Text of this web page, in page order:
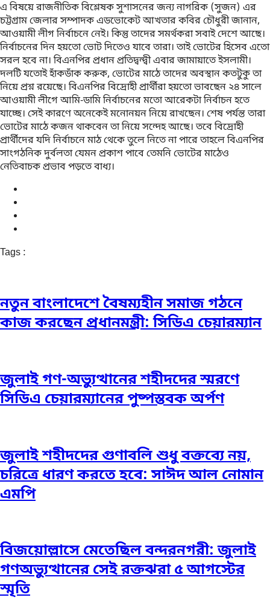
এ বিষয়ে রাজনীতিক বিশ্লেষক সুশাসনের জন্য নাগরিক (সুজন) এর
চট্টগ্রাম জেলার সম্পাদক এডভোকেট আখতার কবির চৌধুরী জানান,
আওয়ামী লীগ নির্বাচনে নেই। কিন্তু তাদের সমর্থকরা সবাই দেশে আছে।
নির্বাচনের দিন হয়তো ভোট দিতেও যাবে তারা। তাই ভোটের হিসেব এতো
সরল হবে না। বিএনপির প্রধান প্রতিদ্বন্দ্বী এবার জামায়াতে ইসলামী।
দলটি যতোই হাঁকডাঁক করুক, ভোটের মাঠে তাদের অবস্থান কতটুকু তা
নিয়ে প্রশ্ন রয়েছে। বিএনপির বিদ্রোহী প্রার্থীরা হয়তো ভাবছেন ২৪ সালে
আওয়ামী লীগে আমি-ডামি নির্বাচনের মতো আরেকটা নির্বাচন হতে
যাচ্ছে। সেই কারণে অনেকেই মনোনয়ন নিয়ে রাখছেন। শেষ পর্যন্ত তারা
ভোটের মাঠে কজন থাকবেন তা নিয়ে সন্দেহ আছে। তবে বিদ্রোহী
প্রার্থীদের যদি নির্বাচনে মাঠ থেকে তুলে নিতে না পারে তাহলে বিএনপির
সাংগঠনিক দুর্বলতা যেমন প্রকাশ পাবে তেমনি ভোটের মাঠেও
নেতিবাচক প্রভাব পড়তে বাধ্য।
Tags :
নতুন বাংলাদেশে বৈষম্যহীন সমাজ গঠনে
কাজ করছেন প্রধানমন্ত্রী: সিডিএ চেয়ারম্যান
জুলাই গণ-অভ্যুত্থানের শহীদদের স্মরণে
সিডিএ চেয়ারম্যানের পুষ্পস্তবক অর্পণ
জুলাই শহীদদের গুণাবলি শুধু বক্তব্যে নয়,
চরিত্রে ধারণ করতে হবে: সাঈদ আল নোমান
এমপি
বিজয়োল্লাসে মেতেছিল বন্দরনগরী: জুলাই
গণঅভ্যুত্থানের সেই রক্তঝরা ৫ আগস্টের
স্মৃতি